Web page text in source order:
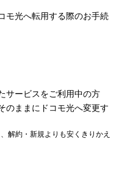
モ光へ転用する際のお手続
サービスをご利用中の方
のままにドコモ光へ変更す
解約・新規よりも安くきりかえ